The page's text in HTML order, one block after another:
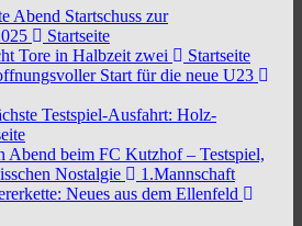
Abend Startschuss zur
Startseite
Tore in Halbzeit zwei
Startseite
Start für die neue U23
Testspiel-Ausfahrt: Holz-
Abend beim FC Kutzhof – Testspiel,
Nostalgie
1.Mannschaft
Neues aus dem Ellenfeld